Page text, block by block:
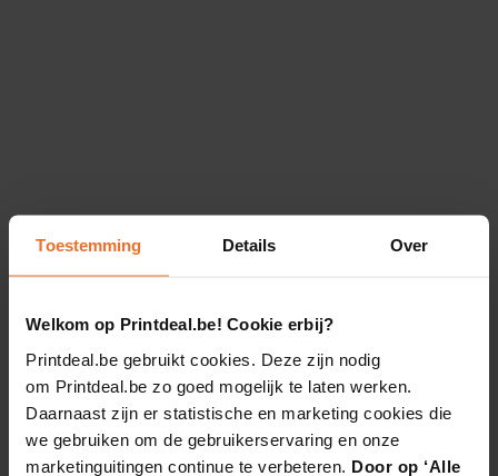
Toestemming Details Over
Welkom op Printdeal.be! Cookie erbij?
Printdeal.be gebruikt cookies. Deze zijn nodig
om Printdeal.be zo goed mogelijk te laten werken.
Daarnaast zijn er statistische en marketing cookies die
we gebruiken om de gebruikerservaring en onze
marketinguitingen continue te verbeteren. Door op ‘Alle